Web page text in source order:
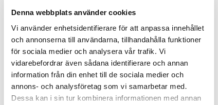
Denna webbplats använder cookies
Vi använder enhetsidentifierare för att anpassa innehållet
och annonserna till användarna, tillhandahålla funktioner
för sociala medier och analysera vår trafik. Vi
vidarebefordrar även sådana identifierare och annan
information från din enhet till de sociala medier och
annons- och analysföretag som vi samarbetar med.
Dessa kan i sin tur kombinera informationen med annan
Card Holder
Pink
Silicone Case
Pink